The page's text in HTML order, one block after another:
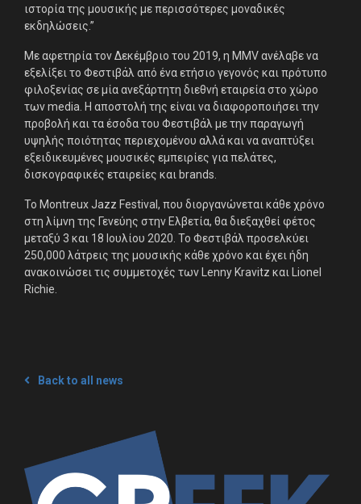
ιστορία της μουσικής με περισσότερες μοναδικές
εκδηλώσεις.”
Με αφετηρία τον Δεκέμβριο του 2019, η MMV ανέλαβε να
εξελίξει το Φεστιβάλ από ένα ετήσιο γεγονός και πρότυπο
φιλοξενίας σε μία ανεξάρτητη διεθνή εταιρεία στο χώρο
των media. Η αποστολή της είναι να διαφοροποιήσει την
προβολή και τα έσοδα του Φεστιβάλ με την παραγωγή
υψηλής ποιότητας περιεχομένου αλλά και να αναπτύξει
εξειδικευμένες μουσικές εμπειρίες για πελάτες,
δισκογραφικές εταιρείες και brands.
To Montreux Jazz Festival, που διοργανώνεται κάθε χρόνο
στη λίμνη της Γενεύης στην Ελβετία, θα διεξαχθεί φέτος
μεταξύ 3 και 18 Ιουλίου 2020. Το Φεστιβάλ προσελκύει
250,000 λάτρεις της μουσικής κάθε χρόνο και έχει ήδη
ανακοινώσει τις συμμετοχές των Lenny Kravitz και Lionel
Richie.
Back to all news